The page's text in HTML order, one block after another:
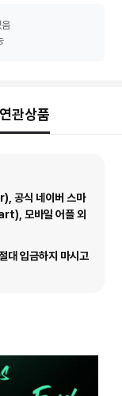
연관상품
공식 네이버 스마
모바일 어플 외
절대 입금하지 마시고